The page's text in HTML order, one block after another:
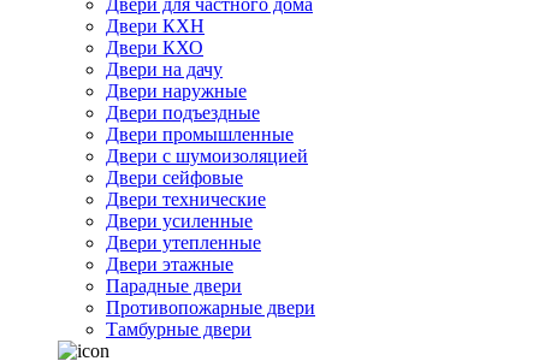
Двери для частного дома
Двери КХН
Двери КХО
Двери на дачу
Двери наружные
Двери подъездные
Двери промышленные
Двери с шумоизоляцией
Двери сейфовые
Двери технические
Двери усиленные
Двери утепленные
Двери этажные
Парадные двери
Противопожарные двери
Тамбурные двери